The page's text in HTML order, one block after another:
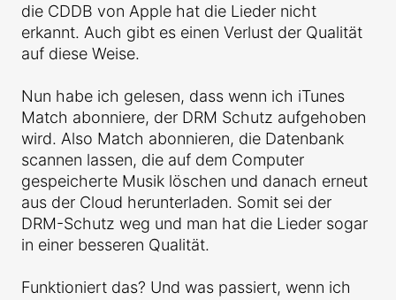
die CDDB von Apple hat die Lieder nicht
erkannt. Auch gibt es einen Verlust der Qualität
auf diese Weise.
Nun habe ich gelesen, dass wenn ich iTunes
Match abonniere, der DRM Schutz aufgehoben
wird. Also Match abonnieren, die Datenbank
scannen lassen, die auf dem Computer
gespeicherte Musik löschen und danach erneut
aus der Cloud herunterladen. Somit sei der
DRM-Schutz weg und man hat die Lieder sogar
in einer besseren Qualität.
Funktioniert das? Und was passiert, wenn ich